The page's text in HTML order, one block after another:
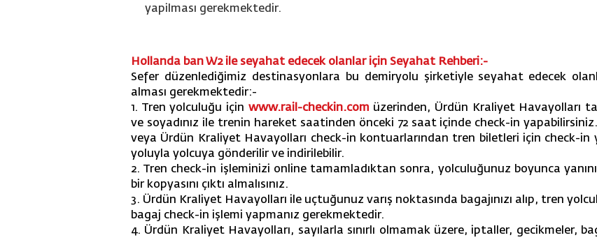
yapilması gerekmektedir.
Hollanda ban W2 ile seyahat edecek olanlar için Seyahat Rehberi:-
Sefer düzenlediğimiz destinasyonlara bu demiryolu şirketiyle seyahat edecek
alması gerekmektedir:-
1. Tren yolculuğu için www.rail-checkin.com üzerinden, Ürdün Kraliyet Havayolları
ve soyadınız ile trenin hareket saatinden önceki 72 saat içinde check-in
veya Ürdün Kraliyet Havayolları check-in kontuarlarından tren biletleri için check-in
yoluyla yolcuya gönderilir ve indirilebilir.
2. Tren check-in işleminizi online tamamladıktan sonra, yolculuğunuz boyunca
bir kopyasını çıktı almalısınız.
3. Ürdün Kraliyet Havayolları ile uçtuğunuz varış noktasında bagajınızı alıp, tren
bagaj check-in işlemi yapmanız gerekmektedir.
4. Ürdün Kraliyet Havayolları, sayılarla sınırlı olmamak üzere, iptaller, gecikmeler,